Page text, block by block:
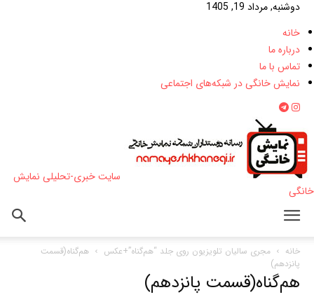
دوشنبه, مرداد 19, 1405
خانه
درباره ما
تماس با ما
نمایش خانگی در شبکه‌های اجتماعی
سایت خبری-تحلیلی نمایش
خانگی
خانه مجری سالیان تلویزیون روی جلد “هم‌گناه”+عکس
هم‌گناه(قسمت
پانزدهم)
هم‌گناه(قسمت پانزدهم)